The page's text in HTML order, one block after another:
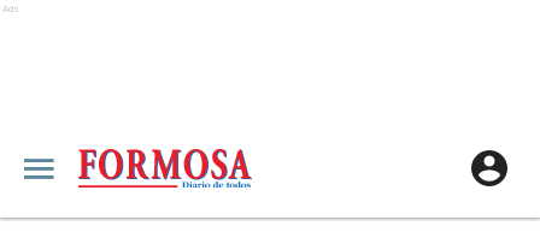
Ads